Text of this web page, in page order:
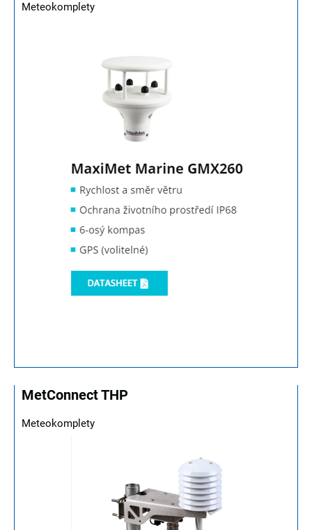
Meteokomplety
MetConnect THP
Meteokomplety